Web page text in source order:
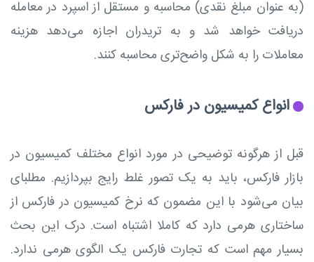
(به عنوان مبلغ نقدی) محاسبه و مستقل از اسپرد در معامله
دریافت خواهد شد و به تریدران اجازه می‌دهد هزینه
معاملات را به شکل واضح‌تری محاسبه کنند.
انواع کمیسیون در فارکس
قبل از هرگونه توضیحی در مورد انواع مختلف کمیسیون در
بازار فارکس، باید به یک تصور غلط رایج بپردازیم. مطلبای
بیان می‌شود با این مضمون که نرخ کمیسیون در فارکس از
ساختاری هرمی دارد که کاملا اشتباه است. درک این بحث
بسیار مهم است که تجارت فارکس یک الگوی هرمی ندارد.